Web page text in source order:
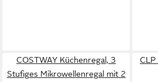
COSTWAY Küchenregal, 3
Stufiges Mikrowellenregal mit 2
CLP